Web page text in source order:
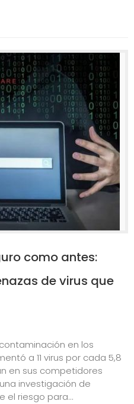
como antes:
de virus que
en los
a 11 virus por cada 5,8
en sus competidores
investigación de
el riesgo para...